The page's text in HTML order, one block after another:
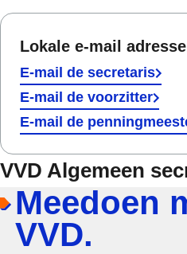
Lokale e-mail
E-mail de secretaris
E-mail de voorzitter
E-mail de
VVD Algemeen
Meedoen
VVD.